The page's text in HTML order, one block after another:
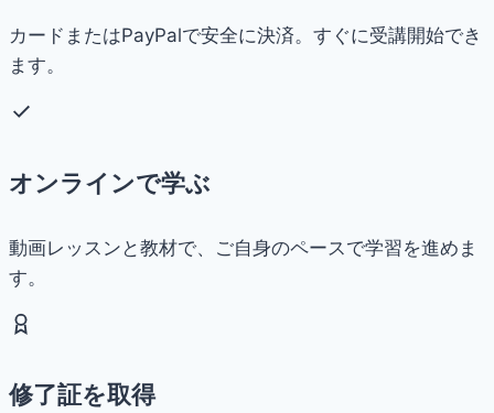
カードまたはPayPalで安全に決済。すぐに受講開始でき
ます。
オンラインで学ぶ
動画レッスンと教材で、ご自身のペースで学習を進めま
す。
修了証を取得